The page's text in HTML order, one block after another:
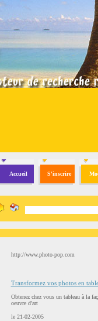
Accueil S'inscrire
http://www.photo-pop.com
Transformez vos photos en
Obtenez chez vous un tableau à la
oeuvre d'art
le 21-02-2005